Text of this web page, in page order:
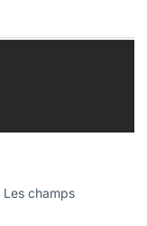
Les champs